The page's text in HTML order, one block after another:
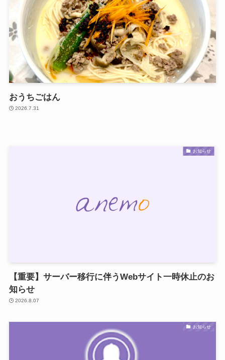
おうちごはん
2026.7.31
お知らせ
【重要】サーバー移行に伴うWebサイト一時休止のお
知らせ
2026.8.07
お知らせ